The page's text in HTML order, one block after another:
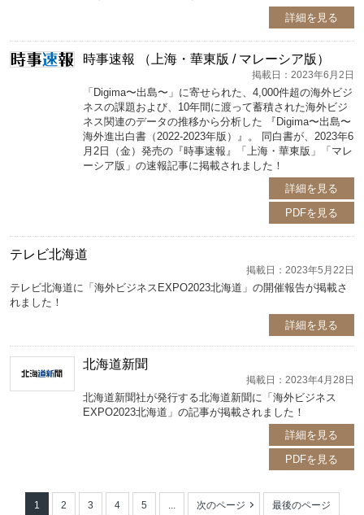
詳細を見る
時事速報 （上海・華東版 / マレーシア版）
掲載日：2023年6月2日
「Digima〜出島〜」に寄せられた、4,000件超の海外ビジ
ネスの課題および、10年間に渡って蓄積された海外ビジ
ネス関連のデータの推移から分析した 『Digima〜出島〜
海外進出白書（2022-2023年版）』。 同白書が、2023年6
月2日（金）発売の『時事速報』「上海・華東版」「マレ
ーシア版」の速報記事に掲載されました！
詳細を見る
PDFを見る
テレビ北海道
掲載日：2023年5月22日
テレビ北海道に「海外ビジネスEXPO2023北海道」の開催報告が掲載さ
れました！
詳細を見る
北海道新聞
掲載日：2023年4月28日
北海道新聞社が発行する北海道新聞に「海外ビジネス
EXPO2023北海道」の記事が掲載されました！
詳細を見る
PDFを見る
1 2 3 4 5 ... 次のページ 最後のページ